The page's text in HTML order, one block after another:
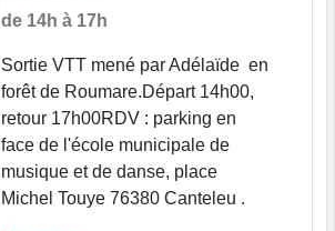
de 14h à 17h
Sortie VTT mené par Adélaïde en
forêt de Roumare.Départ 14h00,
retour 17h00RDV : parking en
face de l'école municipale de
musique et de danse, place
Michel Touye 76380 Canteleu .